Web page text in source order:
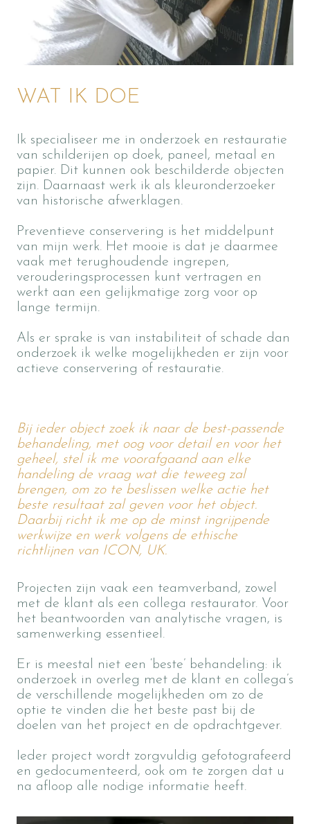
WAT IK DOE
Ik specialiseer me in onderzoek en restauratie
van schilderijen op doek, paneel, metaal en
papier. Dit kunnen ook beschilderde objecten
zijn. Daarnaast werk ik als kleuronderzoeker
van historische afwerklagen.
Preventieve conservering is het middelpunt
van mijn werk. Het mooie is dat je daarmee
vaak met terughoudende ingrepen,
verouderingsprocessen kunt vertragen en
werkt aan een gelijkmatige zorg voor op
lange termijn.
Als er sprake is van instabiliteit of schade dan
onderzoek ik welke mogelijkheden er zijn voor
actieve conservering of restauratie.
Bij ieder object zoek ik naar de best-passende
behandeling, met oog voor detail en voor het
geheel, stel ik me voorafgaand aan elke
handeling de vraag wat die teweeg zal
brengen, om zo te beslissen welke actie het
beste resultaat zal geven voor het object.
Daarbij richt ik me op de minst ingrijpende
werkwijze en werk volgens de ethische
richtlijnen van ICON, UK.
Projecten zijn vaak een teamverband, zowel
met de klant als een collega restaurator. Voor
het beantwoorden van analytische vragen, is
samenwerking essentieel.
Er is meestal niet een ‘beste’ behandeling: ik
onderzoek in overleg met de klant en collega’s
de verschillende mogelijkheden om zo de
optie te vinden die het beste past bij de
doelen van het project en de opdrachtgever.
Ieder project wordt zorgvuldig gefotografeerd
en gedocumenteerd, ook om te zorgen dat u
na afloop alle nodige informatie heeft.